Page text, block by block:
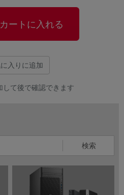
カートに入れる
入りに追加
して後で確認できます
検索